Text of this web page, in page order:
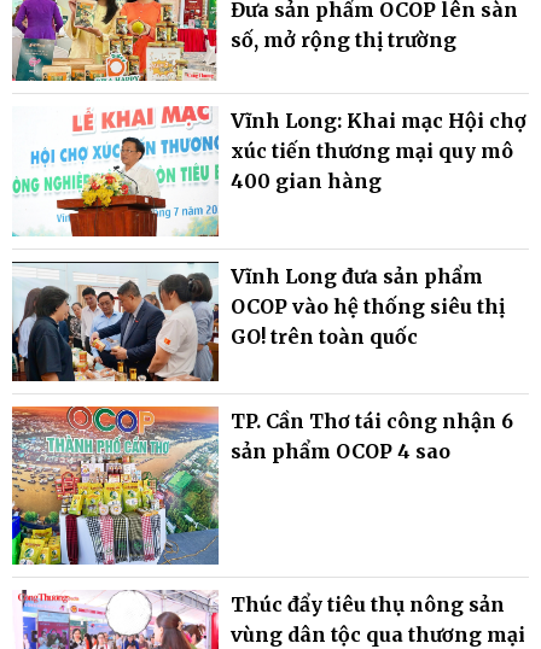
Đưa sản phẩm OCOP lên sàn
số, mở rộng thị trường
Vĩnh Long: Khai mạc Hội chợ
xúc tiến thương mại quy mô
400 gian hàng
Vĩnh Long đưa sản phẩm
OCOP vào hệ thống siêu thị
GO! trên toàn quốc
TP. Cần Thơ tái công nhận 6
sản phẩm OCOP 4 sao
Thúc đẩy tiêu thụ nông sản
vùng dân tộc qua thương mại